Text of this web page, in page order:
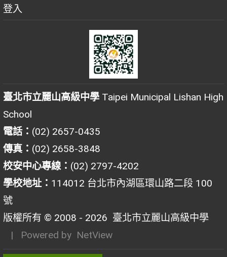
登入
臺北市立麗山高級中學 Taipei Municipal Lishan High
School
電話： (02) 2657-0435
傳真： (02) 2658-3848
校安中心專線： (02) 2797-4202
學校地址： 114012 台北市內湖區環山路二段 100
號
版權所有 © 2008 - 2026 臺北市立麗山高級中學
| Powered by NetView